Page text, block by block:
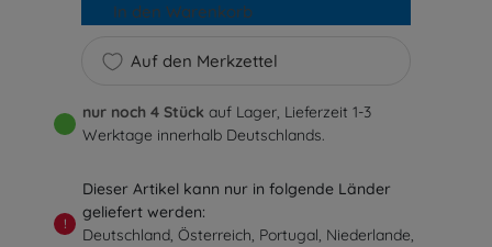
Auf den Merkzettel
In den Warenkorb
nur noch 4 Stück auf Lager, Lieferzeit 1-3
Werktage innerhalb Deutschlands.
!
Dieser Artikel kann nur in folgende Länder
geliefert werden:
Deutschland, Österreich, Portugal, Niederlande,